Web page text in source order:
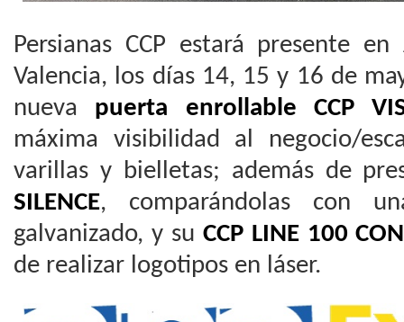
Persianas CCP estará presente
Valencia, los días 14, 15 y 16 de
nueva puerta enrollable CCP
máxima visibilidad al negocio/
varillas y bielletas; además de
SILENCE, comparándolas con
galvanizado, y su CCP LINE 100
de realizar logotipos en láser.